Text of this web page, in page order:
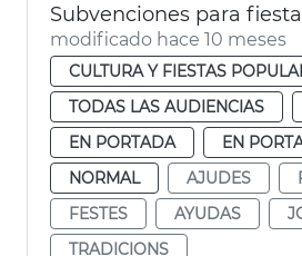
modificado hace 10 meses
CULTURA Y FIESTAS
TODAS LAS AUDIENCIAS
EN PORTADA
EN
NORMAL
AJUDES
FESTES
AYUDAS
TRADICIONS